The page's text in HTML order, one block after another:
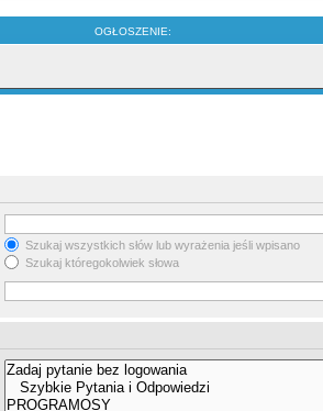
OGŁOSZENIE:
Szukaj wszystkich słów lub wyrażenia jeśli wpisano
Szukaj któregokolwiek słowa